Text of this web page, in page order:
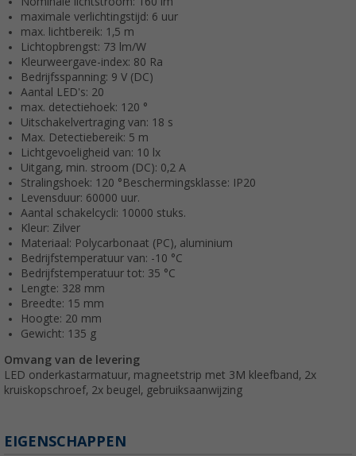
maximale verlichtingstijd: 6 uur
max. lichtbereik: 1,5 m
Lichtopbrengst: 73 lm/W
Kleurweergave-index: 80 Ra
Bedrijfsspanning: 9 V (DC)
Aantal LED's: 20
max. detectiehoek: 120 °
Uitschakelvertraging van: 18 s
Max. Detectiebereik: 5 m
Lichtgevoeligheid van: 10 lx
Uitgang, min. stroom (DC): 0,2 A
Stralingshoek: 120 °Beschermingsklasse: IP20
Levensduur: 60000 uur.
Aantal schakelcycli: 10000 stuks.
Kleur: Zilver
Materiaal: Polycarbonaat (PC), aluminium
Bedrijfstemperatuur van: -10 °C
Bedrijfstemperatuur tot: 35 °C
Lengte: 328 mm
Breedte: 15 mm
Hoogte: 20 mm
Gewicht: 135 g
Omvang van de levering
LED onderkastarmatuur, magneetstrip met 3M kleefband, 2x
kruiskopschroef, 2x beugel, gebruiksaanwijzing
EIGENSCHAPPEN